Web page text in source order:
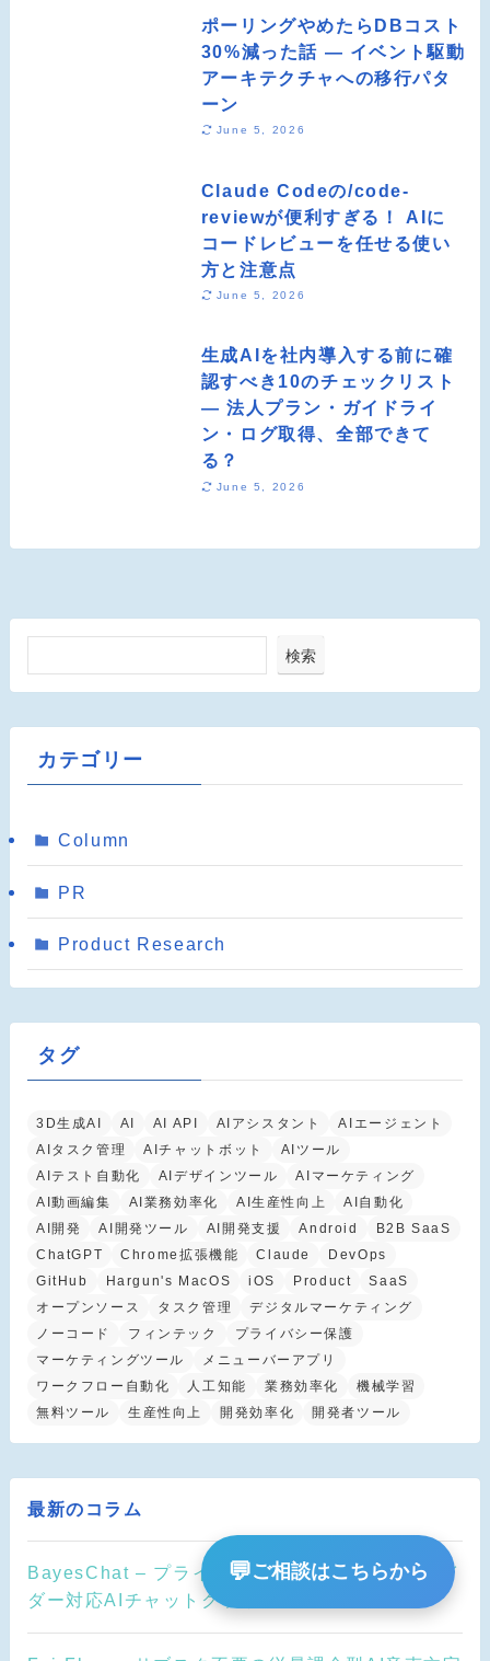
ポーリングやめたらDBコスト
30%減った話 ― イベント駆動
アーキテクチャへの移行パタ
ーン
June 5, 2026
Claude Codeの/code-
reviewが便利すぎる！ AIに
コードレビューを任せる使い
方と注意点
June 5, 2026
生成AIを社内導入する前に確
認すべき10のチェックリスト
― 法人プラン・ガイドライ
ン・ログ取得、全部できて
る？
June 5, 2026
検索
カテゴリー
Column
PR
Product Research
タグ
3D生成AI AI AI API AIアシスタント
AIエージェント
AIタスク管理
AIチャットボット
AIツール
AIテスト自動化
AIデザインツール
AIマーケティング
AI動画編集
AI業務効率化 AI生産性向上
AI自動化
AI開発
AI開発ツール AI開発支援 Android
B2B SaaS
ChatGPT
Chrome拡張機能 Claude
DevOps
GitHub
Hargun's MacOS iOS Product
SaaS
オープンソース
タスク管理
デジタルマーケティング
ノーコード
フィンテック
プライバシー保護
マーケティングツール
メニューバーアプリ
ワークフロー自動化
人工知能 業務効率化
機械学習
無料ツール
生産性向上 開発効率化 開発者ツール
最新のコラム
BayesChat – プライバシー重視のマルチプロバイ
ダー対応AIチャットクライアント
💬ご相談はこちらから